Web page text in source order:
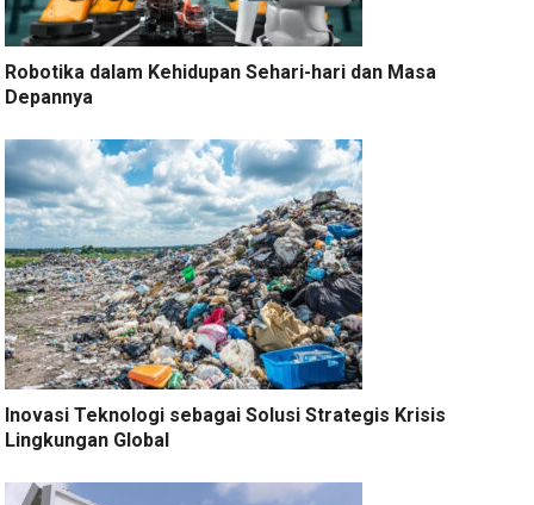
Robotika dalam Kehidupan Sehari-hari dan Masa
Depannya
Inovasi Teknologi sebagai Solusi Strategis Krisis
Lingkungan Global